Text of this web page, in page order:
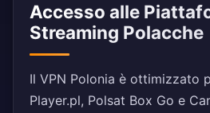
Accesso alle
Streaming Polacche
Il VPN Polonia è ottimizzato
Player.pl, Polsat Box Go e